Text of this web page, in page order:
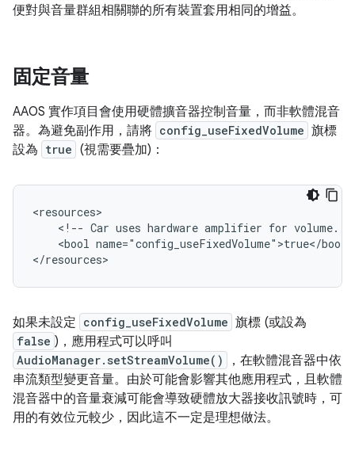
便對與音量群組相關聯的所有裝置套用相同的增益。
固定音量
AAOS 實作項目會使用硬體擴音器控制音量，而非軟體混音
器。為避免副作用，請將 config_useFixedVolume 旗標
設為 true (視需要疊加)：
<resources>
<!-- Car uses hardware amplifier for volume.
    <bool name="config_useFixedVolume">true</bool>
如果未設定 config_useFixedVolume 旗標 (或設為
false )，應用程式可以呼叫
AudioManager.setStreamVolume()
，在軟體混音器中依
串流類型變更音量。由於可能會影響其他應用程式，且軟體
混音器中的音量衰減可能會導致硬體放大器接收訊號時，可
用的有效位元較少，因此這不一定是理想做法。